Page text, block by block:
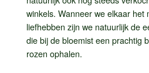
winkels. Wanneer we elkaar het
liefhebben zijn we natuurlijk de
die bij de bloemist een prachtig
rozen ophalen.